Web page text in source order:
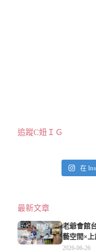
追蹤C妞ＩＧ
在
最新文章
老爺會館
藝空間×
2026-06-26